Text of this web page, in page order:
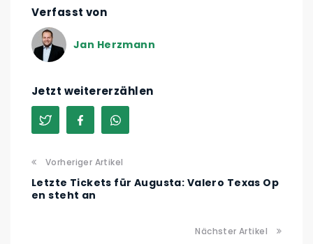
Verfasst von
Jan Herzmann
Jetzt weitererzählen
Vorheriger Artikel
Letzte Tickets für Augusta: Valero Texas Op
en steht an
Nächster Artikel